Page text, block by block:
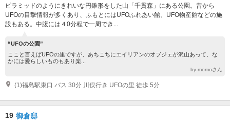
ピラミッドのようにきれいな円錐形をした山「千貫森」にある公園。昔から
UFOの目撃情報が多くあり、ふもとにはUFOふれあい館、UFO物産館などの施
設もある。中腹には４0分程で一周でき...
“UFOの公園”
ここと言えばUFOの里ですが、あちこちにエイリアンのオブジェが沢山あって、な
かには愛らしいものもあり楽...
by momoさん
(1)福島駅東口 バス 30分 川俣行き UFOの里 徒歩 5分
19 御倉邸